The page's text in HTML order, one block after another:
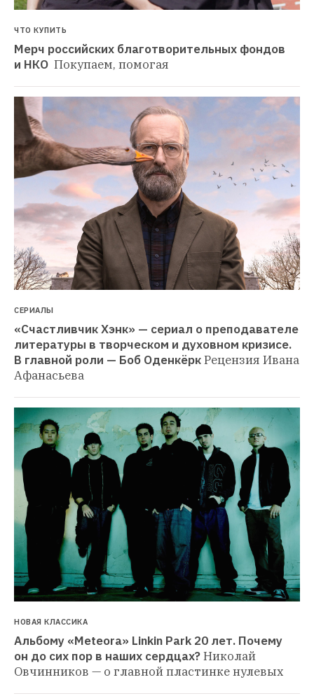
ЧТО КУПИТЬ
Мерч российских благотворительных фондов
и НКО Покупаем, помогая
СЕРИАЛЫ
«Счастливчик Хэнк» — сериал о преподавателе
литературы в творческом и духовном кризисе.
В главной роли — Боб ОденкёркРецензия Ивана
Афанасьева
НОВАЯ КЛАССИКА
Альбому «Meteora» Linkin Park 20 лет. Почему
он до сих пор в наших сердцах?Николай
Овчинников — о главной пластинке нулевых